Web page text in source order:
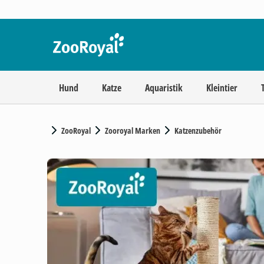
Hund Katze Aquaristik Kleintier
ZooRoyal Zooroyal Marken Katzenzubehör